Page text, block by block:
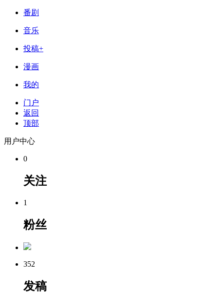
番剧
音乐
投稿+
漫画
我的
门户
返回
顶部
用户中心
0
关注
1
粉丝
352
发稿